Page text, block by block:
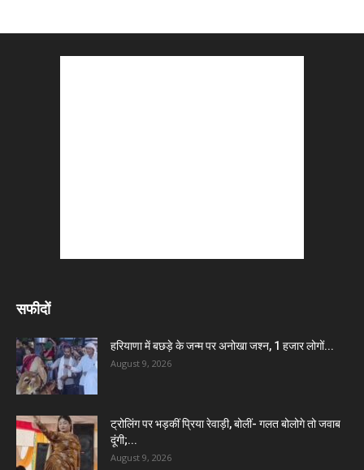
सफीदों
हरियाणा में बछड़े के जन्म पर अनोखा जश्न, 1 हजार लोगों...
August 9, 2026
ट्रोलिंग पर भड़कीं प्रिया रेवाड़ी, बोलीं- गलत बोलोगे तो जवाब
दूंगी;...
August 9, 2026